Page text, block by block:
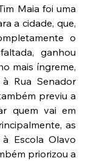
Maia foi uma
a cidade, que,
o
ganhou
mais íngreme,
Rua Senador
previu a
quem vai em
as
Escola Olavo
priorizou a